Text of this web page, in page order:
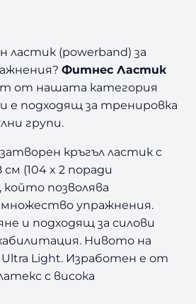
ластик (powerband) за
Фитнес Ластик
от нашата категория
и е подходящ за тренировка
групи.
кръгъл ластик с
(104 x 2 поради
позволява
упражнения.
и подходящ за силови
Нивото на
Light. Изработен е от
с висока